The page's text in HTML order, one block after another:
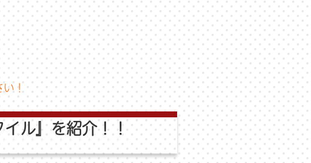
！
ル』を紹介！！